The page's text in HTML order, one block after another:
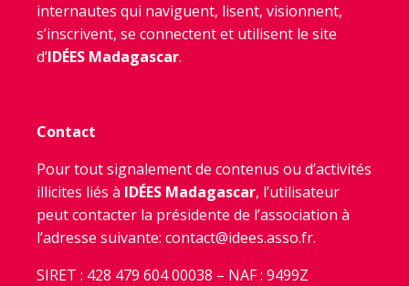
internautes qui naviguent, lisent, visionnent,
s’inscrivent, se connectent et utilisent le site
d’IDÉES Madagascar.
Contact
Pour tout signalement de contenus ou d’activités
illicites liés à IDÉES Madagascar, l’utilisateur
peut contacter la présidente de l’association à
l’adresse suivante: contact@idees.asso.fr.
SIRET : 428 479 604 00038 – NAF : 9499Z